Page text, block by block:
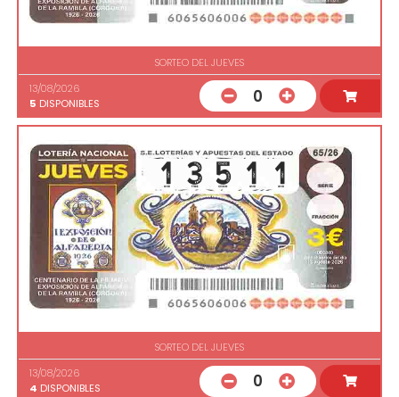
SORTEO DEL JUEVES
13/08/2026
5 DISPONIBLES 0
SORTEO DEL JUEVES
13/08/2026
4 DISPONIBLES 0